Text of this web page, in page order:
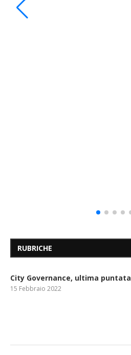
RUBRICHE
City Governance, ultima puntata
15 Febbraio 2022